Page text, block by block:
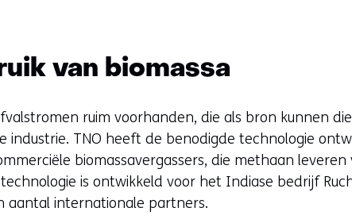
van biomassa
ruim voorhanden, die als bron kunnen
industrie. TNO heeft de benodigde technologie
biomassavergassers, die methaan
is ontwikkeld voor het Indiase bedrijf
aantal internationale partners.